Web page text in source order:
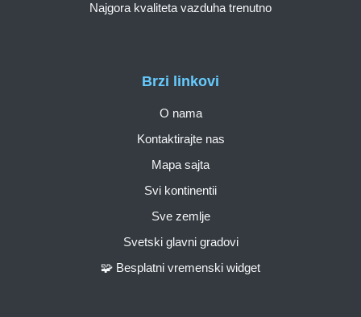
Brzi linkovi
O nama
Kontaktirajte nas
Mapa sajta
Svi kontinentii
Sve zemlje
Svetski glavni gradovi
🧩 Besplatni vremenski widget
Najgora kvaliteta vazduha trenutno